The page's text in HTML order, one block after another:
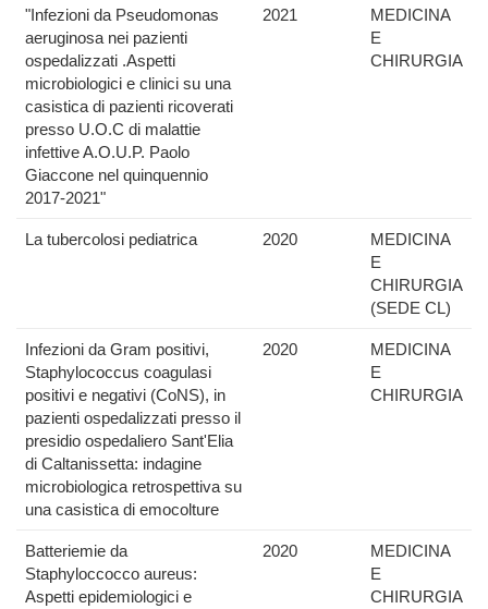
"Infezioni da Pseudomonas
aeruginosa nei pazienti
ospedalizzati .Aspetti
microbiologici e clinici su una
casistica di pazienti ricoverati
presso U.O.C di malattie
infettive A.O.U.P. Paolo
Giaccone nel quinquennio
2017-2021"
2021
MEDICINA
E
CHIRURGIA
La tubercolosi pediatrica 2020
MEDICINA
E
CHIRURGIA
(SEDE CL)
Infezioni da Gram positivi,
Staphylococcus coagulasi
positivi e negativi (CoNS), in
pazienti ospedalizzati presso il
presidio ospedaliero Sant'Elia
di Caltanissetta: indagine
microbiologica retrospettiva su
una casistica di emocolture
2020
MEDICINA
E
CHIRURGIA
Batteriemie da
Staphyloccocco aureus:
Aspetti epidemiologici e
2020
MEDICINA
E
CHIRURGIA